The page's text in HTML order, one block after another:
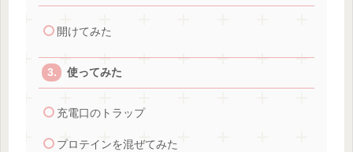
開けてみた
使ってみた
充電口のトラップ
プロテインを混ぜてみた